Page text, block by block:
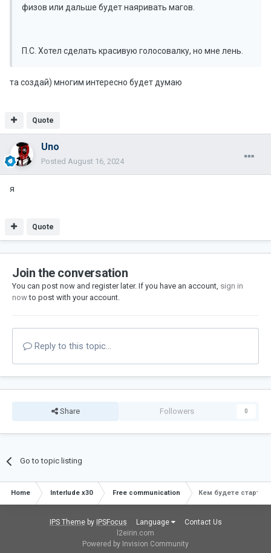
физов или дальше будет наяривать магов.
П.С. Хотел сделать красивую голосовалку, но мне лень.
та создай) многим интересно будет думаю
Quote
Uno
Posted August 16, 2024
я
Quote
Join the conversation
You can post now and register later. If you have an account, sign in
nowto post with your account.
Reply to this topic...
Share Followers 0
Go to topic listing
Home Interlude x30 Free communication Кем будете
IPS Themeby IPSFocus Language
Contact Us
l2eirin.com
Powered by Invision Community